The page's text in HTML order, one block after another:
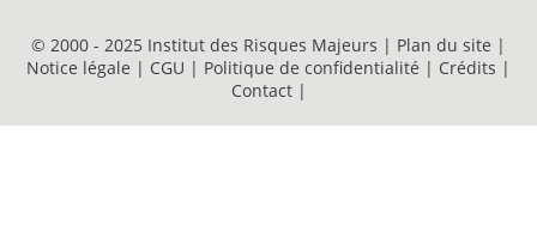
© 2000 - 2025 Institut des Risques Majeurs | Plan du site |
Notice légale | CGU | Politique de confidentialité | Crédits |
Contact |